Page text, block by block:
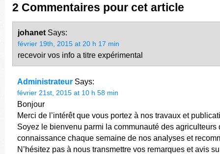
2 Commentaires pour cet article
johanet Says:
février 19th, 2015 at 20 h 17 min
recevoir vos info a titre expérimental
Administrateur Says:
février 21st, 2015 at 10 h 58 min
Bonjour
Merci de l’intérêt que vous portez à nos travaux et
Soyez le bienvenu parmi la communauté des agriculteurs
connaissance chaque semaine de nos analyses et
N’hésitez pas à nous transmettre vos remarques et avis